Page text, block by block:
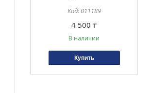
011189
4 500 ₸
В наличии
Купить